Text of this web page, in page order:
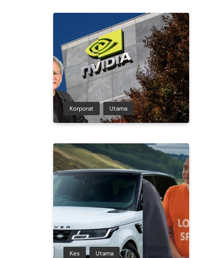
Korporat Utama
Kes Utama